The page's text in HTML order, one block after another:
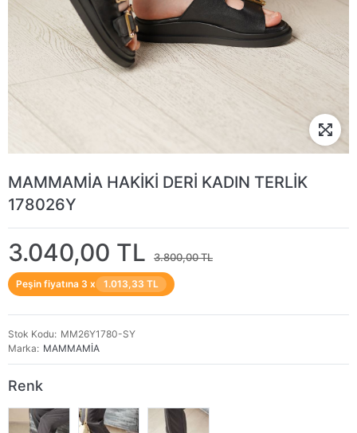
MAMMAMİA HAKİKİ DERİ KADIN TERLİK
178026Y
3.040,00 TL 3.800,00 TL
Peşin fiyatına 3 x 1.013,33 TL
Stok Kodu
MM26Y1780-SY
Marka
MAMMAMİA
Renk